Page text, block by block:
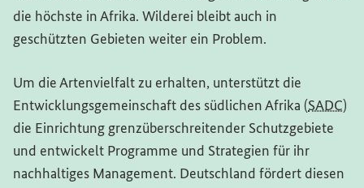
die höchste in Afrika. Wilderei bleibt auch in
geschützten Gebieten weiter ein Problem.
Um die Artenvielfalt zu erhalten, unterstützt die
Entwicklungsgemeinschaft des südlichen Afrika (SADC)
die Einrichtung grenzüberschreitender Schutzgebiete
und entwickelt Programme und Strategien für ihr
nachhaltiges Management. Deutschland fördert diesen